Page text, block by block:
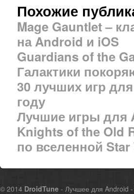
Похожие
Mage Gauntlet –
на Android и iOS
Guardians of the
Галактики
30 лучших игр
году
Лучшие игры для
Knights of the Old
по вселенной
© 2014 DroidTune - Лучшее для Android